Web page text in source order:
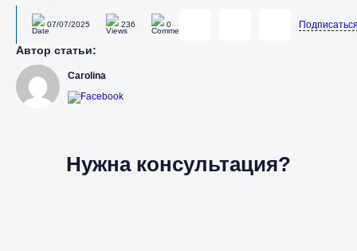
07/07/2025 236 0
Автор статьи:
Carolina
Нужна консультация?